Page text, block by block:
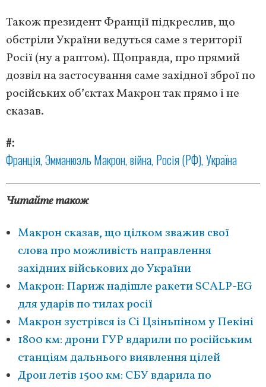
Також президент Франції підкреслив, що
обстріли України ведуться саме з території
Росії (ну а раптом). Щоправда, про прямий
дозвіл на застосування саме західної зброї по
російських обʼєктах Макрон так прямо і не
сказав.
#
Франція Эмманюэль Макрон війна Росія (РФ) Україна
Читайте також
Макрон сказав, що цілком зважив свої
слова про можливість направлення
західних військових до України
Макрон: Париж надішле ракети SCALP-EG
для ударів по тилах росії
Макрон зустрівся із Сі Цзіньпіном у Пекіні
1800 км: дрони ГУР вдарили по російським
станціям дальнього виявлення цілей
Дрон летів 1500 км: СБУ вдарила по